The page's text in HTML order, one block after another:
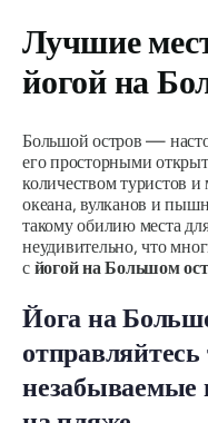
Лучшие
йогой на
Большой остров —
его просторными
количеством туристов
океана, вулканов и
такому обилию места
неудивительно, что
с йогой на Большом
Йога на
незабываемые